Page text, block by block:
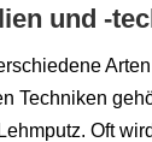
und -
Techniken
Oft